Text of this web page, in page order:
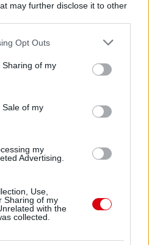
may further disclose it to other
app uses one or more Google
behaviour. You may click to
and its third-party tags to
purposes in below Google
Opt Outs
of my
of my
my
Advertising.
Use,
Sharing of my
with the
collected.